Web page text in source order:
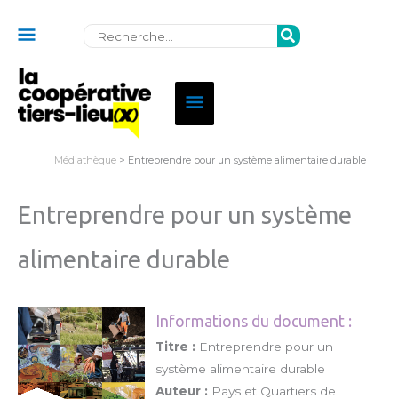
Rechercher:
de
l'en-
Menu
principal
Médiathèque> Entreprendre pour un système alimentaire durable
Entreprendre pour un système
alimentaire durable
Informations du document :
Titre : Entreprendre pour un
système alimentaire durable
Auteur : Pays et Quartiers de